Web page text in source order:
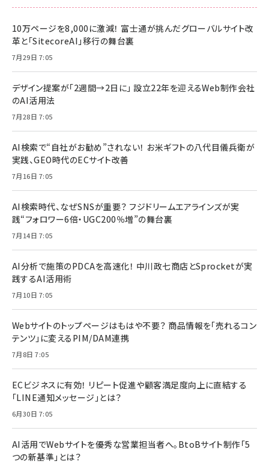
10万ページを8,000に激減！ 富士通が挑んだグローバルサイト改
革と「SitecoreAI」移行の舞台裏
7月29日 7:05
デザイン提案が「2週間→2日に」 設立22年を迎えるWeb制作会社
のAI活用法
7月28日 7:05
AI検索で“自社がお勧め”されない！ お米ギフトの八代目儀兵衛が
実践、GEO時代のECサイト改善
7月16日 7:05
AI検索時代、なぜSNSが重要？ フジドリームエアラインズが実
践“フォロワー6倍・UGC200％増”の舞台裏
7月14日 7:05
AI分析で施策のPDCAを高速化！ 中川政七商店とSprocketが実
践するAI活用術
7月10日 7:05
Webサイトのトップページはもはや不要？ 商品情報を「売れるコン
テンツ」に変えるPIM/DAM連携
7月8日 7:05
ECビジネスに有効！ リピート促進や顧客満足度向上に直結する
「LINE通知メッセージ」とは？
6月30日 7:05
AI活用でWebサイトを優秀な営業担当者へ。BtoBサイト制作「5
つの新基準」とは？